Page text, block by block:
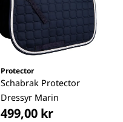
Protector
Schabrak Protector
Dressyr Marin
499,00 kr